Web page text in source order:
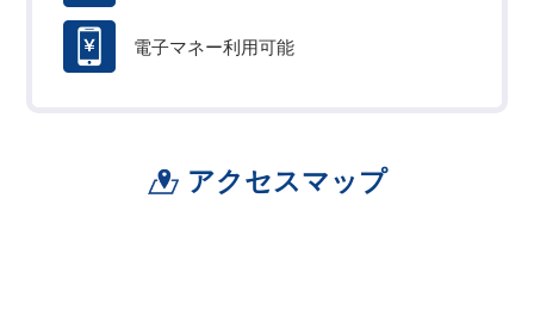
電子マネー利用可能
アクセスマップ